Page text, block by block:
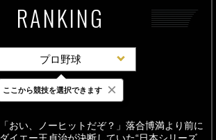
RANKING
プロ野球
最新 24時間 週間
「おい、ノーヒットだぞ？」落合博満より前に
ここから競技を選択できます ×